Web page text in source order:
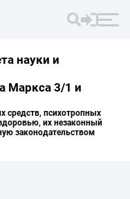
науки и
Маркса 3/1 и
средств, психотропных
их незаконный
законодательством